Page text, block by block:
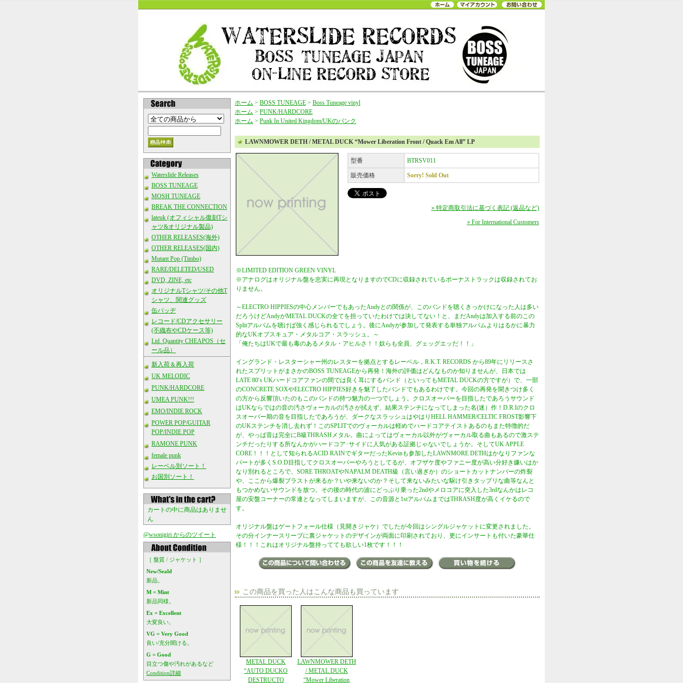
Waterslide Releases
BOSS TUNEAGE
MOSH TUNEAGE
BREAK THE CONNECTION
lateuk (オフィシャル復刻Tシ
ャツ&オリジナル製品)
OTHER RELEASES(海外)
OTHER RELEASES(国内)
Mutant Pop (Timbo)
RARE/DELETED/USED
DVD, ZINE, etc
オリジナルTシャツ/その他T
シャツ、関連グッズ
缶バッヂ
レコード/CDアクセサリー
(不織布やCDケース等)
Ltd. Quantity CHEAPOS（セ
ール品）
新入荷＆再入荷
UK MELODIC
PUNK/HARDCORE
UMEA PUNK!!!
EMO/INDIE ROCK
POWER POP/GUITAR
POP/INDIE POP
RAMONE PUNK
female punk
レーベル別ソート！
お国別ソート！
カートの中に商品はありませ
ん
@wsonigiri からのツイート
［ 盤質 / ジャケット ］
New/Seald
新品。
M = Mint
新品同様。
Ex = Excellent
大変良い。
VG = Very Good
良い/充分聞ける。
G = Good
目立つ傷や汚れがあるなど
Condition詳細
ホーム > BOSS TUNEAGE > Boss Tuneage vinyl
ホーム > PUNK/HARDCORE
ホーム > Punk In United Kingdom/UKのパンク
LAWNMOWER DETH / METAL DUCK “Mower Liberation Front / Quack Em All” LP
型番 BTRSV011
販売価格 Sorry! Sold Out
» 特定商取引法に基づく表記 (返品など)
» For International Customers
※LIMITED EDITION GREEN VINYL
※アナログはオリジナル盤を忠実に再現となりますのでCDに収録されているボーナストラックは収録されてお
りません。
～ELECTRO HIPPIESの中心メンバーでもあったAndyとの関係が、このバンドを聴くきっかけになった人は多い
だろうけどAndyがMETAL DUCKの全てを担っていたわけでは決してない！と、まだAndyは加入する前のこの
Splitアルバムを聴けば強く感じられるでしょう。後にAndyが参加して発表する単独アルバムよりはるかに暴力
的なUKオブスキュア・メタルコア・スラッシュ。～
「俺たちはUKで最も毒のあるメタル・アヒルさ！！奴らも全員、グェッグエッだ！！」
イングランド・レスターシャー州のレスターを拠点とするレーベル，R.K.T. RECORDS から89年にリリースさ
れたスプリットがまさかのBOSS TUNEAGEから再発！海外の評価はどんなものか知りませんが、日本では
LATE 80′s UKハードコアファンの間では良く耳にするバンド（といってもMETAL DUCKの方ですが）で、一部
のCONCRETE SOXやELECTRO HIPPIES好きを魅了したバンドでもあるわけです。今回の再発を聞きつけ多く
の方から反響頂いたのもこのバンドの持つ魅力の一つでしょう。クロスオーバーを目指したであろうサウンド
はUKならではの音の汚さヴォーカルの汚さが拭えず、結果ステンチになってしまった名(迷）作！D.R.Iのクロ
スオーバー期の音を目指したであろうが、ダークなスラッシュはやはりHELL HAMMER/CELTIC FROST影響下
のUKステンチを消し去れず！このSPLITでのヴォーカルは軽めでハードコアテイストあるのもまた特徴的だ
が、やっぱ音は完全にB級THRASHメタル。曲によってはヴォーカル以外がヴォーカル取る曲もあるので激ステ
ンチだったりする所なんかがハードコア･サイドに人気がある証拠じゃないでしょうか。そしてUK APPLE
CORE！！！として知られるACID RAINでギターだったKevinも参加したLAWNMORE DETHはかなりファンな
パートが多くS.O.D目指してクロスオーバーやろうとしてるが、オフザケ度やファニー度が高い分好き嫌いはか
なり別れるところで、SORE THROATやNAPALM DEATH級（言い過ぎか）のショートカットナンバーの炸裂
や、ここから爆裂ブラストが来るか？いや来ないのか？そして来ないみたいな駆け引きタップリな曲等なんと
もつかめないサウンドを放つ。その後の時代の波にどっぷり乗った2ndやメロコアに突入した3rdなんかはレコ
屋の安盤コーナーの常連となってしまいますが、この音源と1stアルバムまではTHRASH度が高くイケるので
す。
オリジナル盤はゲートフォール仕様（見開きジャケ）でしたが今回はシングルジャケットに変更されました。
その分インナースリーブに裏ジャケットのデザインが両面に印刷されており、更にインサートも付いた豪華仕
様！！！これはオリジナル盤持ってても欲しい1枚です！！！
この商品を買った人はこんな商品も買っています
METAL DUCK
“AUTO DUCKO
DESTRUCTO
LAWNMOWER DETH
/ METAL DUCK
“Mower Liberation